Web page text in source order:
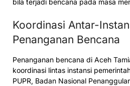
bila terjadi bencana pada masa
Koordinasi Antar-
Penanganan Bencana
Penanganan bencana di Aceh
koordinasi lintas instansi
PUPR, Badan Nasional